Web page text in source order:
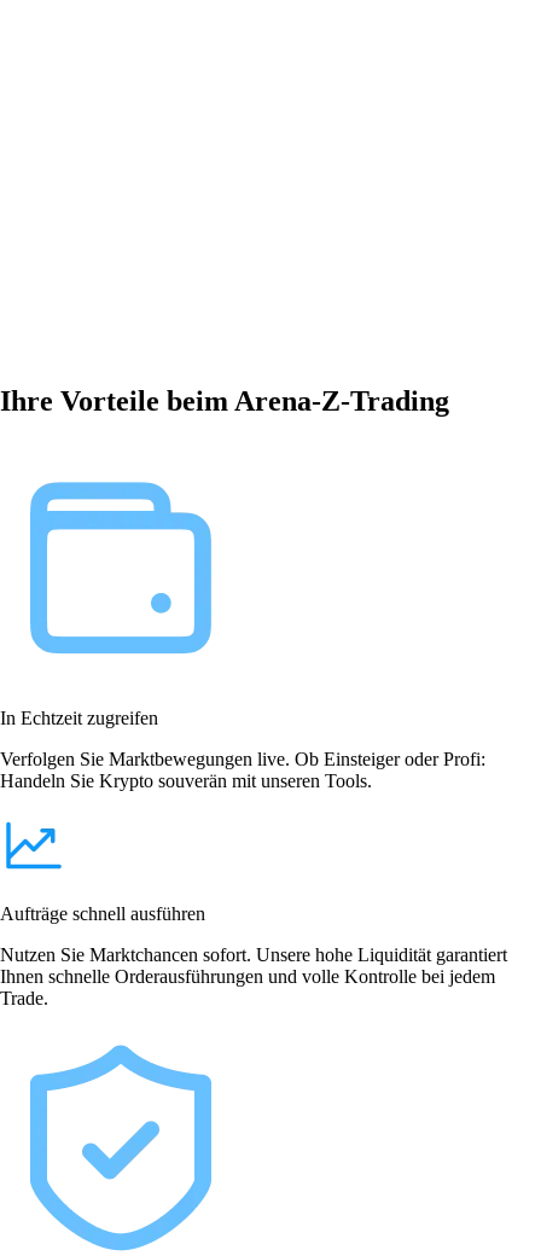
Ihre Vorteile beim Arena-Z-Trading
In Echtzeit zugreifen
Verfolgen Sie Marktbewegungen live. Ob Einsteiger oder Profi:
Handeln Sie Krypto souverän mit unseren Tools.
Aufträge schnell ausführen
Nutzen Sie Marktchancen sofort. Unsere hohe Liquidität garantiert
Ihnen schnelle Orderausführungen und volle Kontrolle bei jedem
Trade.